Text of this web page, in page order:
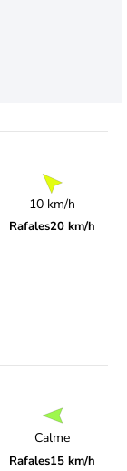
10 km/h
Rafales20 km/h
Calme
Rafales15 km/h